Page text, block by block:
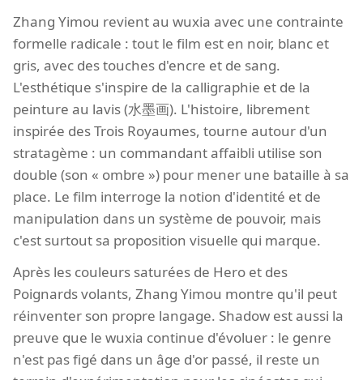
Zhang Yimou revient au wuxia avec une contrainte
formelle radicale : tout le film est en noir, blanc et
gris, avec des touches d'encre et de sang.
L'esthétique s'inspire de la calligraphie et de la
peinture au lavis (水墨画). L'histoire, librement
inspirée des Trois Royaumes, tourne autour d'un
stratagème : un commandant affaibli utilise son
double (son « ombre ») pour mener une bataille à sa
place. Le film interroge la notion d'identité et de
manipulation dans un système de pouvoir, mais
c'est surtout sa proposition visuelle qui marque.
Après les couleurs saturées de Hero et des
Poignards volants, Zhang Yimou montre qu'il peut
réinventer son propre langage. Shadow est aussi la
preuve que le wuxia continue d'évoluer : le genre
n'est pas figé dans un âge d'or passé, il reste un